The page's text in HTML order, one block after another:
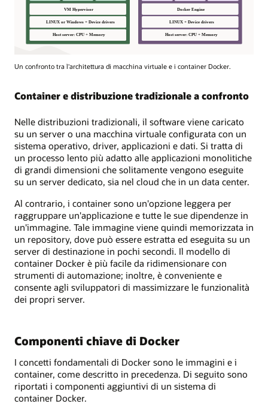
Un confronto tra l'architettura di macchina virtuale e i container Docker.
Container e distribuzione tradizionale a confronto
Nelle distribuzioni tradizionali, il software viene caricato
su un server o una macchina virtuale configurata con un
sistema operativo, driver, applicazioni e dati. Si tratta di
un processo lento più adatto alle applicazioni monolitiche
di grandi dimensioni che solitamente vengono eseguite
su un server dedicato, sia nel cloud che in un data center.
Al contrario, i container sono un'opzione leggera per
raggruppare un'applicazione e tutte le sue dipendenze in
un'immagine. Tale immagine viene quindi memorizzata in
un repository, dove può essere estratta ed eseguita su un
server di destinazione in pochi secondi. Il modello di
container Docker è più facile da ridimensionare con
strumenti di automazione; inoltre, è conveniente e
consente agli sviluppatori di massimizzare le funzionalità
dei propri server.
Componenti chiave di Docker
I concetti fondamentali di Docker sono le immagini e i
container, come descritto in precedenza. Di seguito sono
riportati i componenti aggiuntivi di un sistema di
container Docker.